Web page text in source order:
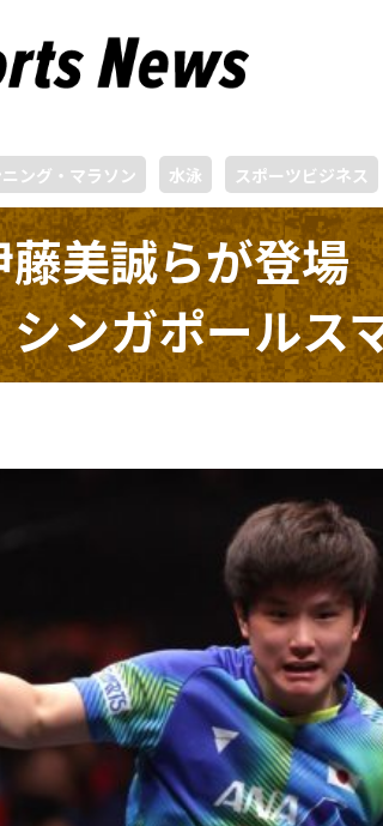
ング・マラソン 水泳 スポーツビジネス
藤美誠らが登
ンガポールス